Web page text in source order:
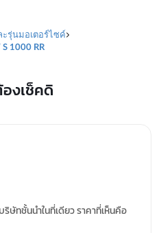
รุ่นมอเตอร์ไซค์
1000 RR
งเช็คดิ
ษัทชั้นนำในที่เดียว ราคาที่เห็นคือ